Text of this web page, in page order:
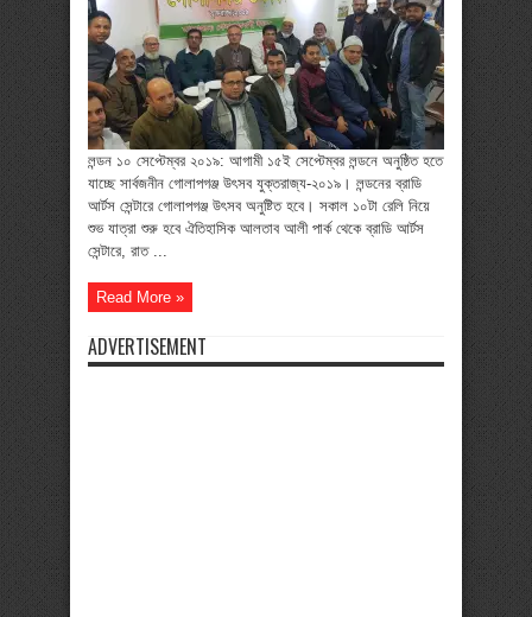
জন্য
ব্রিটেনের
বিভিন্ন
শহরে
উৎসব
উদযাপন
কমিটির
প্রস্তুতি
সভা
সম্পন্ন
লন্ডন ১০ সেপ্টেম্বর ২০১৯: আগামী ১৫ই সেপ্টেম্বর লন্ডনে অনুষ্ঠিত হতে
যাচ্ছে সার্বজনীন গোলাপগঞ্জ উৎসব যুক্তরাজ্য-২০১৯। লন্ডনের ব্রাডি
আর্টস সেন্টারে গোলাপগঞ্জ উৎসব অনুষ্টিত হবে। সকাল ১০টা রেলি নিয়ে
শুভ যাত্রা শুরু হবে ঐতিহাসিক আলতাব আলী পার্ক থেকে ব্রাডি আর্টস
সেন্টারে, রাত ...
Read More »
ADVERTISEMENT